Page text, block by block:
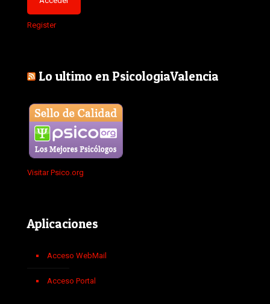
Register
Lo ultimo en PsicologiaValencia
Visitar Psico.org
Aplicaciones
Acceso WebMail
Acceso Portal